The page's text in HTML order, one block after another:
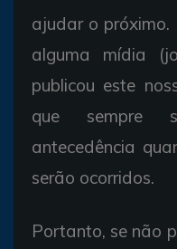
ajudar o próximo.
alguma mídia
publicou este
que sempre
antecedência
serão ocorridos.
Portanto, se não